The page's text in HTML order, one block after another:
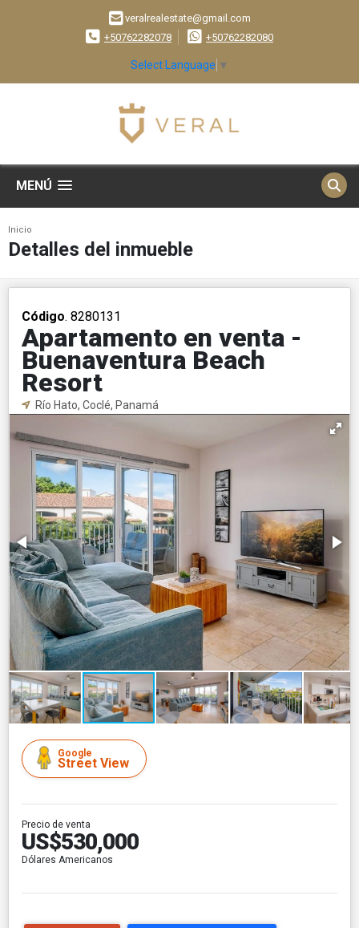
veralrealestate@gmail.com
+50762282078
+50762282080
Select Language ▼
MENÚ
Inicio
Detalles del inmueble
Código. 8280131
Apartamento en venta -
Buenaventura Beach
Resort
Río Hato, Coclé, Panamá
Google
Street View
Precio de venta
US$530,000
Dólares Americanos